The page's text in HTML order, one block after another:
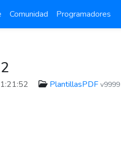
Comunidad Programadores
PlantillasPDF v9999